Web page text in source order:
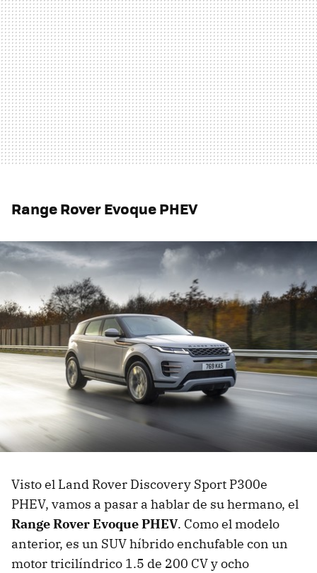
Range Rover Evoque PHEV
Visto el Land Rover Discovery Sport P300e
PHEV, vamos a pasar a hablar de su hermano, el
Range Rover Evoque PHEV. Como el modelo
anterior, es un SUV híbrido enchufable con un
motor tricilíndrico 1.5 de 200 CV y ocho